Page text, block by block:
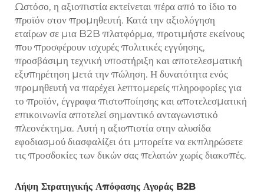
Ωστόσο, η αξιοπιστία εκτείνεται πέρα από το ίδιο το
προϊόν στον προμηθευτή. Κατά την αξιολόγηση
εταίρων σε μια B2B πλατφόρμα, προτιμήστε εκείνους
που προσφέρουν ισχυρές πολιτικές εγγύησης,
προσβάσιμη τεχνική υποστήριξη και αποτελεσματική
εξυπηρέτηση μετά την πώληση. Η δυνατότητα ενός
προμηθευτή να παρέχει λεπτομερείς πληροφορίες για
το προϊόν, έγγραφα πιστοποίησης και αποτελεσματική
επικοινωνία αποτελεί σημαντικό ανταγωνιστικό
πλεονέκτημα. Αυτή η αξιοπιστία στην αλυσίδα
εφοδιασμού διασφαλίζει ότι μπορείτε να εκπληρώσετε
τις προσδοκίες των δικών σας πελατών χωρίς διακοπές.
Λήψη Στρατηγικής Απόφασης Αγοράς B2B